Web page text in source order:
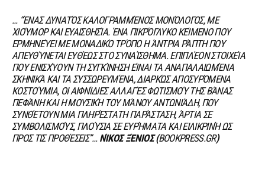
… “ΈΝΑΣ ΔΥΝΑΤΌΣ ΚΑΛΟΓΡΑΜΜΈΝΟΣ ΜΟΝΌΛΟΓΟΣ, ΜΕ
ΧΙΟΎΜΟΡ ΚΑΙ ΕΥΑΙΣΘΗΣΊΑ. ΈΝΑ ΠΙΚΡΌΓΛΥΚΟ ΚΕΊΜΕΝΟ ΠΟΥ
ΕΡΜΗΝΕΎΕΙ ΜΕ ΜΟΝΑΔΙΚΌ ΤΡΌΠΟ Η ΆΝΤΡΙΑ ΡΆΠΤΗ ΠΟΥ
ΑΠΕΥΘΎΝΕΤΑΙ ΕΥΘΈΩΣ ΣΤΟ ΣΥΝΑΊΣΘΗΜΑ. ΕΠΙΠΛΈΟΝ ΣΤΟΙΧΕΊΑ
ΠΟΥ ΕΝΙΣΧΎΟΥΝ ΤΗ ΣΥΓΚΊΝΗΣΗ ΕΊΝΑΙ ΤΑ ΑΝΑΠΑΛΑΙΩΜΈΝΑ
ΣΚΗΝΙΚΆ ΚΑΙ ΤΑ ΣΥΣΣΩΡΕΥΜΈΝΑ, ΔΙΑΡΚΏΣ ΑΠΟΣΥΡΌΜΕΝΑ
ΚΟΣΤΟΎΜΙΑ, ΟΙ ΑΙΦΝΊΔΙΕΣ ΑΛΛΑΓΈΣ ΦΩΤΙΣΜΟΎ ΤΗΣ ΒΆΝΑΣ
ΠΕΦΆΝΗ ΚΑΙ Η ΜΟΥΣΙΚΉ ΤΟΥ ΜΆΝΟΥ ΑΝΤΩΝΙΆΔΗ, ΠΟΥ
ΣΥΝΘΈΤΟΥΝ ΜΙΑ ΠΛΗΡΈΣΤΑΤΗ ΠΑΡΆΣΤΑΣΗ, ΆΡΤΙΑ ΣΕ
ΣΥΜΒΟΛΙΣΜΟΎΣ, ΠΛΟΎΣΙΑ ΣΕ ΕΥΡΉΜΑΤΑ ΚΑΙ ΕΙΛΙΚΡΙΝΉ ΩΣ
ΠΡΟΣ ΤΙΣ ΠΡΟΘΈΣΕΙΣ”… ΝΊΚΟΣ ΞΈΝΙΟΣ (BOOKPRESS.GR)